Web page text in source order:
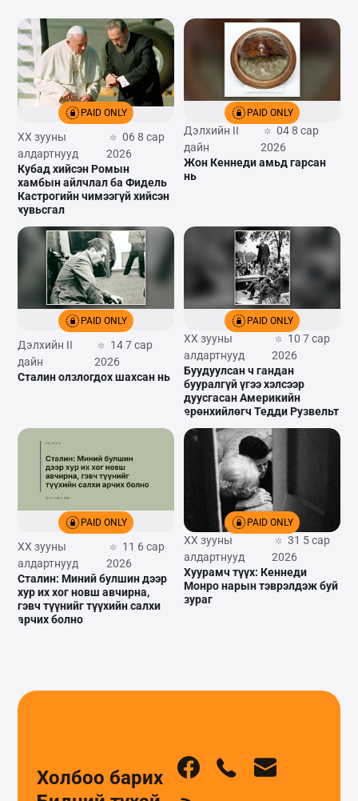
PAID ONLY
XX зууны
алдартнууд
06 8 сар
2026
Кубад хийсэн Ромын
хамбын айлчлал ба Фидель
Кастрогийн чимээгүй хийсэн
хувьсгал
PAID ONLY
Дэлхийн II
дайн
04 8 сар
2026
Жон Кеннеди амьд гарсан
нь
PAID ONLY
Дэлхийн II
дайн
14 7 сар
2026
Сталин олзлогдох шахсан нь
PAID ONLY
XX зууны
алдартнууд
10 7 сар
2026
Буудуулсан ч гандан
бууралгүй үгээ хэлсээр
дуусгасан Америкийн
ерөнхийлөгч Тедди Рузвельт
PAID ONLY
XX зууны
алдартнууд
11 6 сар
2026
Сталин: Миний булшин дээр
хур их хог новш авчирна,
гэвч түүнийг түүхийн салхи
арчих болно
PAID ONLY
XX зууны
алдартнууд
31 5 сар
2026
Хуурамч түүх: Кеннеди
Монро нарын тэврэлдэж буй
зураг
Холбоо барих